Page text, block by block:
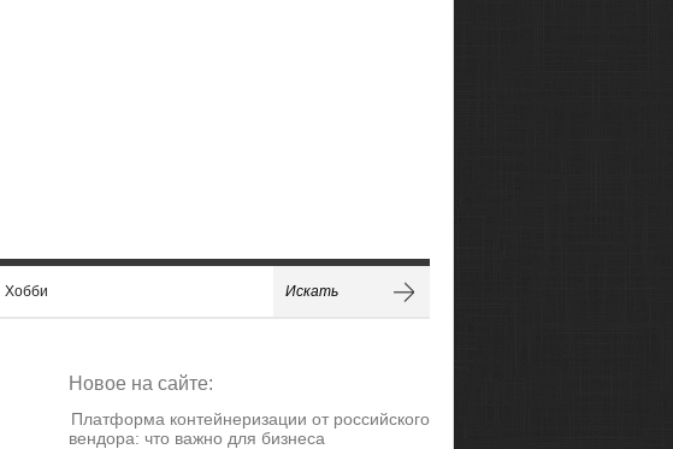
Хобби
Новое на сайте:
Платформа контейнеризации от российского
вендора: что важно для бизнеса